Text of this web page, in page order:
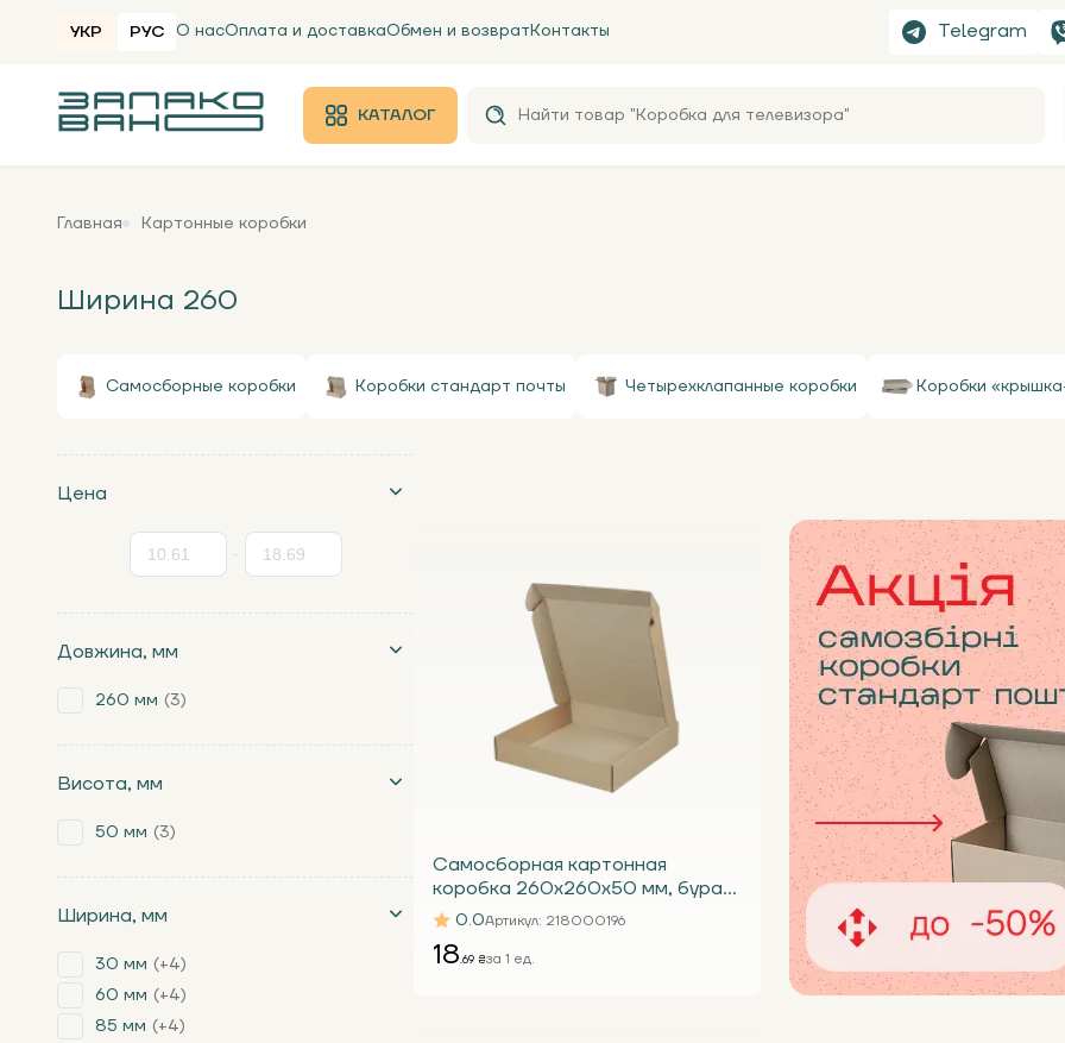
УКР РУС О насОплата и доставкаОбмен и возвратКонтакты Telegram
КАТАЛОГ
Главная Картонные коробки
Ширина 260
Самосборные коробки Коробки стандарт почты Четырехклапанные коробки Коробки
Цена
-
Довжина, мм
260 мм 3
Висота, мм
50 мм 3
Ширина, мм
30 мм
+4
60 мм
+4
85 мм
+4
Самосборная картонная
коробка 260х260х50 мм, бурая
Т24 Е
0.0Артикул: 218000196
18.69 ₴за 1 ед.